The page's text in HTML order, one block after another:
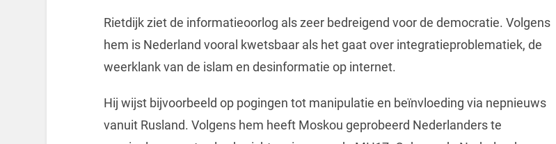
Rietdijk ziet de informatieoorlog als zeer bedreigend voor de democratie. Volgens
hem is Nederland vooral kwetsbaar als het gaat over integratieproblematiek, de
weerklank van de islam en desinformatie op internet.
Hij wijst bijvoorbeeld op pogingen tot manipulatie en beïnvloeding via nepnieuws
vanuit Rusland. Volgens hem heeft Moskou geprobeerd Nederlanders te